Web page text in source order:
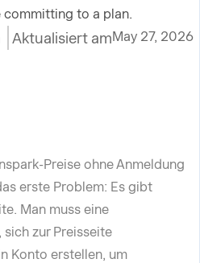
to a plan.
Aktualisiert amMay 27, 2026
Preise ohne Anmeldung
erste Problem: Es gibt
Man muss eine
sich zur Preisseite
Konto erstellen, um